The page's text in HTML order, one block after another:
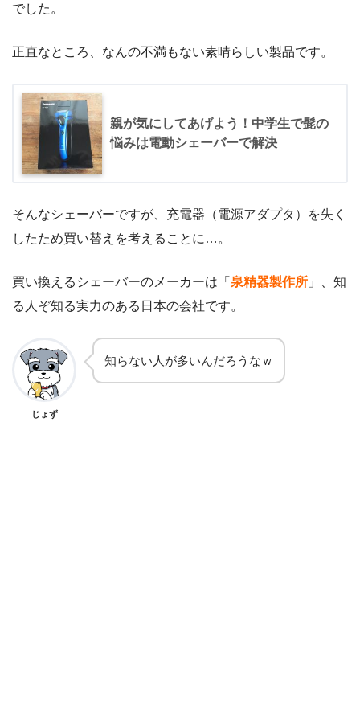
でした。
正直なところ、なんの不満もない素晴らしい製品です。
親が気にしてあげよう！中学生で髭の
悩みは電動シェーバーで解決
そんなシェーバーですが、充電器（電源アダプタ）を失く
したため買い替えを考えることに…。
買い換えるシェーバーのメーカーは「 泉精器製作所 」、知
る人ぞ知る実力のある日本の会社です。
じょず
知らない人が多いんだろうなｗ